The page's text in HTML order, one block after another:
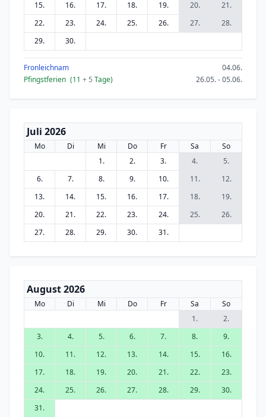
15. 16. 17. 18. 19. 20.
21.
22.
23. 24. 25. 26. 27.
28.
29.
30.
Fronleichnam
04.06.
Pfingstferien (11 + 5 Tage) 26.05. - 05.06.
Juli 2026
Mo Di Mi Do Fr Sa
So
1.
2. 3. 4.
5.
6.
7. 8. 9. 10. 11.
12.
13.
14. 15. 16. 17. 18.
19.
20.
21. 22. 23. 24. 25.
26.
27.
28. 29. 30. 31.
August 2026
Mo Di Mi Do Fr Sa
So
1.
2.
3.
4. 5. 6. 7. 8.
9.
10.
11. 12. 13. 14. 15.
16.
17.
18. 19. 20. 21. 22.
23.
24.
25. 26. 27. 28. 29.
30.
31.